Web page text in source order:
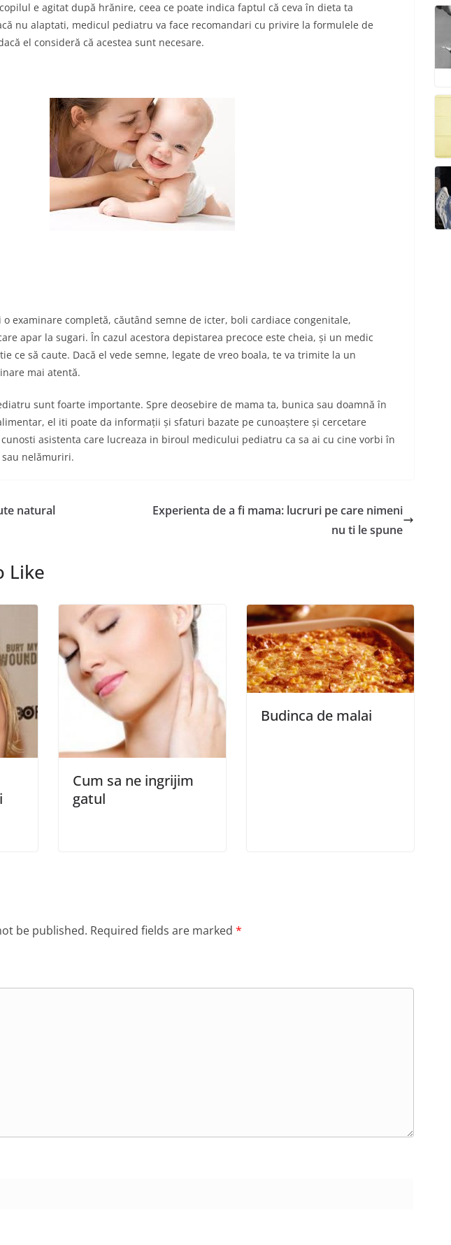
e agitat după hrănire, ceea ce poate indica faptul că ceva în dieta ta
nu alaptati, medicul pediatru va face recomandari cu privire la formulele de
el consideră că acestea sunt necesare.
examinare completă, căutând semne de icter, boli cardiace congenitale,
apar la sugari. În cazul acestora depistarea precoce este cheia, și un medic
ce să caute. Dacă el vede semne, legate de vreo boala, te va trimite la un
mai atentă.
sunt foarte importante. Spre deosebire de mama ta, bunica sau doamnă în
el iti poate da informații și sfaturi bazate pe cunoaștere și cercetare
asistenta care lucreaza in biroul medicului pediatru ca sa ai cu cine vorbi în
nelămuriri.
natural
Experienta de a fi mama: lucruri pe care nimeni
nu ti le spune
Like
Cum sa ne ingrijim
gatul
Budinca de malai
be published. Required fields are marked *